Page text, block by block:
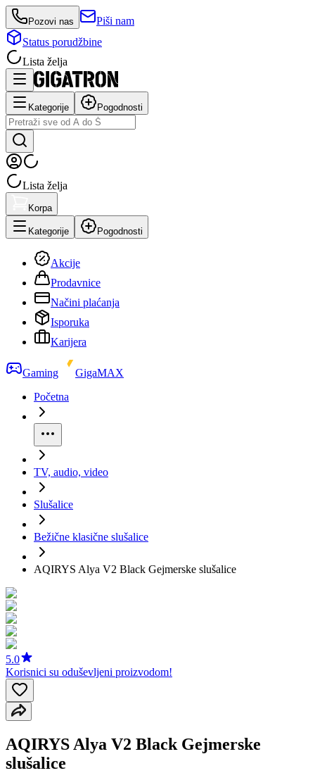
Pozovi nas
Piši nam
Status porudžbine
Lista želja
Kategorije Pogodnosti
Lista želja
Korpa
Kategorije Pogodnosti
Akcije
Prodavnice
Načini plaćanja
Isporuka
Karijera
Gaming
GigaMAX
Početna
TV, audio, video
Slušalice
Bežične klasične slušalice
AQIRYS Alya V2 Black Gejmerske slušalice
5.0
Korisnici su oduševljeni proizvodom!
AQIRYS Alya V2 Black Gejmerske
slušalice